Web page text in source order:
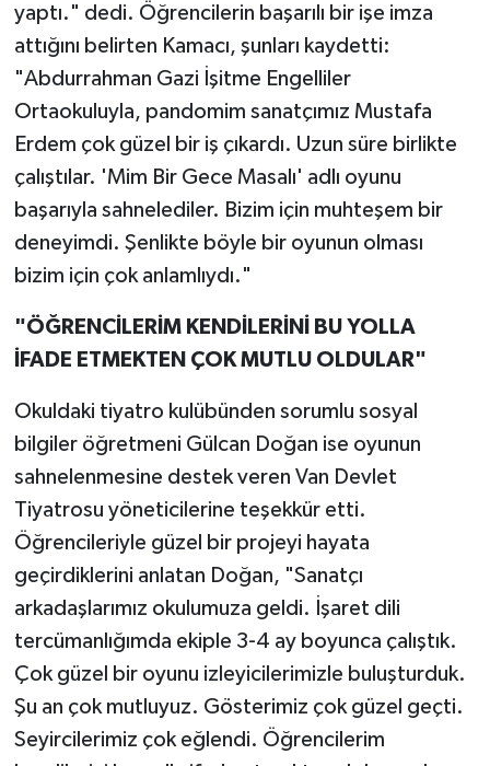
yaptı." dedi. Öğrencilerin başarılı bir işe imza
attığını belirten Kamacı, şunları kaydetti:
"Abdurrahman Gazi İşitme Engelliler
Ortaokuluyla, pandomim sanatçımız Mustafa
Erdem çok güzel bir iş çıkardı. Uzun süre birlikte
çalıştılar. 'Mim Bir Gece Masalı' adlı oyunu
başarıyla sahnelediler. Bizim için muhteşem bir
deneyimdi. Şenlikte böyle bir oyunun olması
bizim için çok anlamlıydı."
"ÖĞRENCİLERİM KENDİLERİNİ BU YOLLA
İFADE ETMEKTEN ÇOK MUTLU OLDULAR"
Okuldaki tiyatro kulübünden sorumlu sosyal
bilgiler öğretmeni Gülcan Doğan ise oyunun
sahnelenmesine destek veren Van Devlet
Tiyatrosu yöneticilerine teşekkür etti.
Öğrencileriyle güzel bir projeyi hayata
geçirdiklerini anlatan Doğan, "Sanatçı
arkadaşlarımız okulumuza geldi. İşaret dili
tercümanlığımda ekiple 3-4 ay boyunca çalıştık.
Çok güzel bir oyunu izleyicilerimizle buluşturduk.
Şu an çok mutluyuz. Gösterimiz çok güzel geçti.
Seyircilerimiz çok eğlendi. Öğrencilerim